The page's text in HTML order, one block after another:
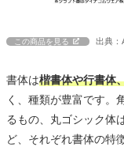
この商品を見る 出典：
書体は楷書体や行書体
く、種類が豊富です。
るもの、丸ゴシック体
ど、それぞれ書体の特